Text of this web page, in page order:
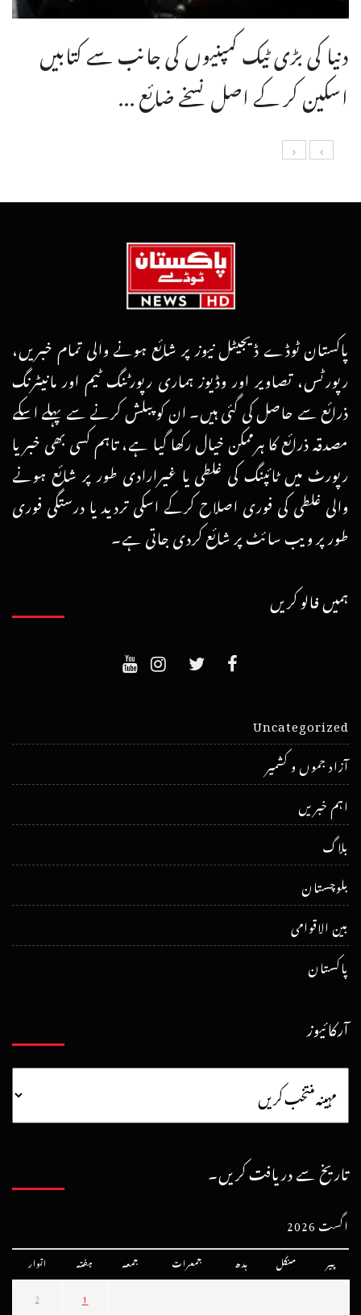
دنیا کی بڑی ٹیک کمپنیوں کی جانب سے کتابیں
اسکین کر کے اصل نسخے ضائع ...
پاکستان ٹوڈے ڈیجیٹل نیوز پر شائع ہونے والی تمام خبریں،
رپورٹس، تصاویر اور وڈیوز ہماری رپورٹنگ ٹیم اور مانیٹرنگ
ذرائع سے حاصل کی گئی ہیں۔ ان کو پبلش کرنے سے پہلے اسکے
مصدقہ ذرائع کا ہرممکن خیال رکھا گیا ہے، تاہم کسی بھی خبر یا
رپورٹ میں ٹائپنگ کی غلطی یا غیرارادی طور پر شائع ہونے
والی غلطی کی فوری اصلاح کرکے اسکی تردید یا درستگی فوری
طور پر ویب سائٹ پر شائع کردی جاتی ہے۔
ہمیں فالو کریں
Uncategorized
آزاد جموں و کشمیر
اہم خبریں
بلاگ
بلوچستان
بین الاقوامی
پاکستان
آرکائیوز
تاریخ سے دریافت کریں۔
اگست 2026
پیر منگل بدھ جمعرات جمعہ ہفتہ اتوار
1
2